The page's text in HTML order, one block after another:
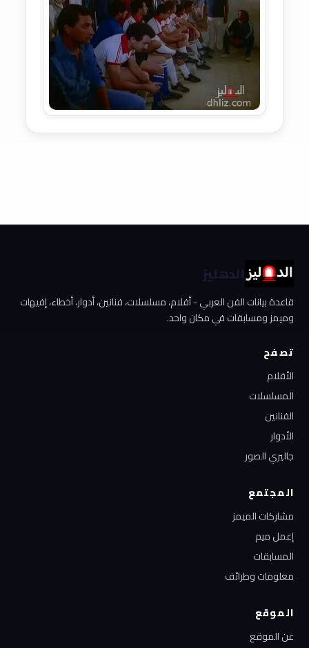
الدهليز
قاعدة بيانات الفن العربي - أفلام، مسلسلات، فنانين، أدوار، أخطاء، إفيهات
وميمز ومسابقات في مكان واحد.
تصفح
الأفلام
المسلسلات
الفنانين
الأدوار
جاليري الصور
المجتمع
مشاركات الميمز
إعمل ميم
المسابقات
معلومات وطرائف
الموقع
عن الموقع